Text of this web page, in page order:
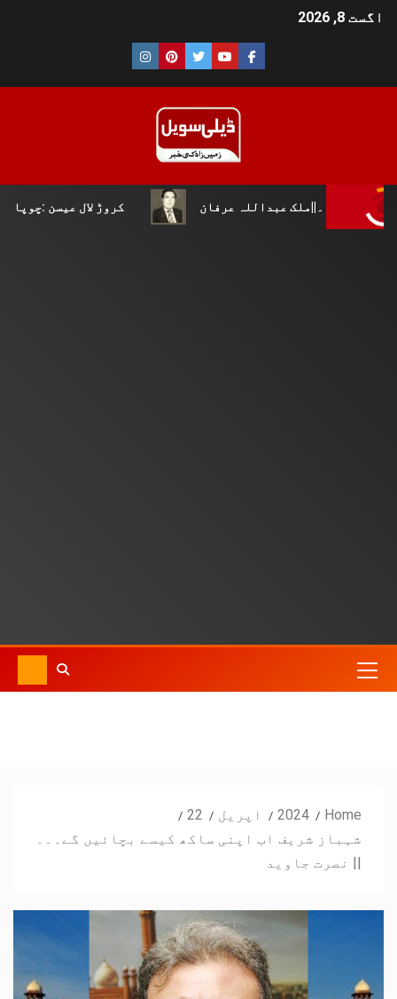
اگست 8, 2026
کروڑ لال عیسن :چوپال کلچرل اینڈ عبداللہ عرفان
Home
2024 اپریل
22
شہباز شریف اب اپنی ساکھ کیسے بچائیں گے۔۔۔
|| نصرت جاوید